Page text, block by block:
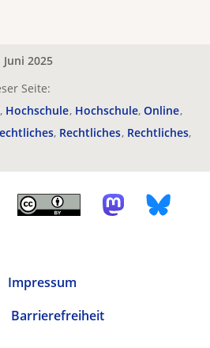
Juni 2025
Seite:
Hochschule Hochschule Online
Rechtliches Rechtliches
Impressum
Barrierefreiheit